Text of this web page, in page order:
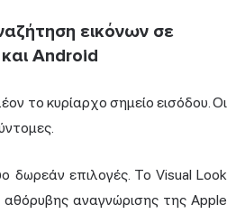
εικόνων σε
Android
το κυρίαρχο σημείο εισόδου. Οι
δωρεάν επιλογές. Το Visual Look
αθόρυβης αναγνώρισης της Apple